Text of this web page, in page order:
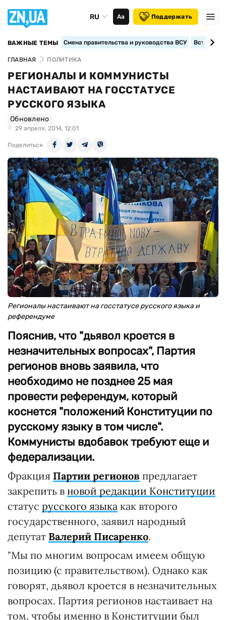
RU Аа Поддержать
ВАЖНЫЕ ТЕМЫ Смена правительства и руководства ВСУ
ГЛАВНАЯ ПОЛИТИКА
РЕГИОНАЛЫ И КОММУНИСТЫ
НАСТАИВАЮТ НА ГОССТАТУСЕ
РУССКОГО ЯЗЫКА
Обновлено
29 апреля, 2014, 12:01
Поделиться
Регионалы настаивают на госстатусе русского языка и
референдуме
Пояснив, что "дьявол кроется в
незначительных вопросах", Партия
регионов вновь заявила, что
необходимо не позднее 25 мая
провести референдум, который
коснется "положений Конституции по
русскому языку в том числе".
Коммунисты вдобавок требуют еще и
федерализации.
Фракция Партии регионов предлагает
закрепить в новой редакции Конституции
статус русского языка как второго
государственного, заявил народный
депутат Валерий Писаренко.
"Мы по многим вопросам имеем общую
позицию (с правительством). Однако как
говорят, дьявол кроется в незначительных
вопросах. Партия регионов настаивает на
том, чтобы именно в Конституции был